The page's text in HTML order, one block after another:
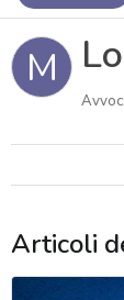
M
Articoli